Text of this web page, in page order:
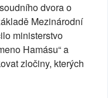
dvora o
Mezinárodní
ministerstvo
Hamásu“ a
zločiny, kterých